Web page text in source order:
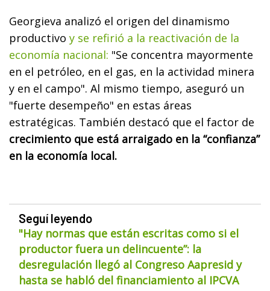
Georgieva analizó el origen del dinamismo
productivo y se refirió a la reactivación de la
economía nacional: "Se concentra mayormente
en el petróleo, en el gas, en la actividad minera
y en el campo". Al mismo tiempo, aseguró un
"fuerte desempeño" en estas áreas
estratégicas. También destacó que el factor de
crecimiento que está arraigado en la “confianza”
en la economía local.
Seguí leyendo
"Hay normas que están escritas como si el
productor fuera un delincuente”: la
desregulación llegó al Congreso Aapresid y
hasta se habló del financiamiento al IPCVA